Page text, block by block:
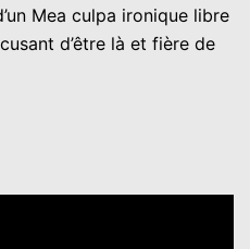
Mea culpa ironique libre
d’être là et fière de